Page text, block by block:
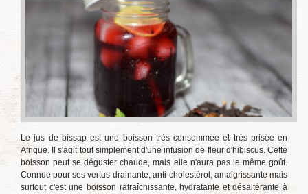
Le jus de bissap est une boisson très consommée et très prisée en
Afrique. Il s'agit tout simplement d'une infusion de fleur d'hibiscus. Cette
boisson peut se déguster chaude, mais elle n'aura pas le même goût.
Connue pour ses vertus drainante, anti-cholestérol, amaigrissante mais
surtout c'est une boisson rafraîchissante, hydratante et désaltérante à